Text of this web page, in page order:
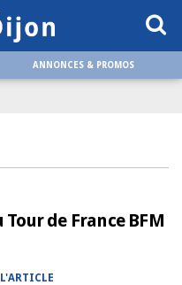
ANNONCES & PROMOS
Tour de France BFM